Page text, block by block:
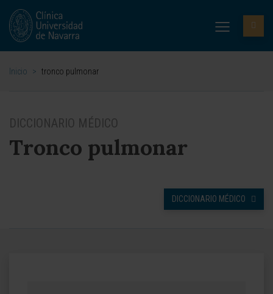
Inicio > tronco pulmonar
DICCIONARIO MÉDICO
Tronco pulmonar
DICCIONARIO MÉDICO